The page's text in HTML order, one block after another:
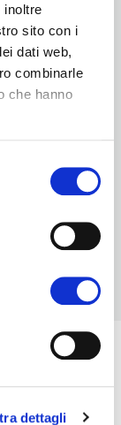
inoltre
sito con i
dati web,
combinarle
che hanno
dettagli